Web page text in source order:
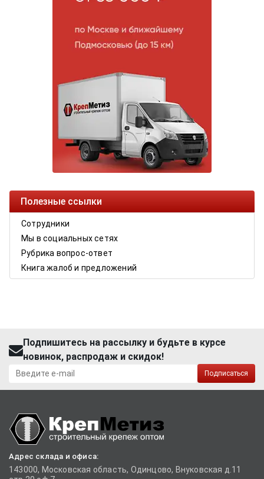
Полезные ссылки
Сотрудники
Мы в социальных сетях
Рубрика вопрос-ответ
Книга жалоб и предложений
Подпишитесь на рассылку и будьте в курсе
новинок, распродаж и скидок!
Подписаться
Адрес склада и офиса:
143000, Московская область, Одинцово, Внуковская д.11